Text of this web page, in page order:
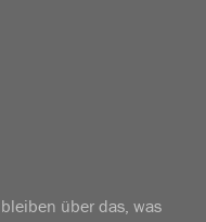
über das, was